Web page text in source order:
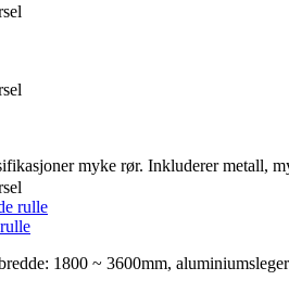
myke rør. Inkluderer metall,
1800 ~ 3600mm,